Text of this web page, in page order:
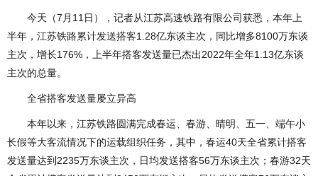
今天（7月11日），记者从江苏高速铁路有限公司获悉，本年上
半年，江苏铁路累计发送搭客1.28亿东谈主次，同比增多8100万东谈
主次，增长176%，上半年搭客发送量已杰出2022年全年1.13亿东谈
主次的总量。
全省搭客发送量屡立异高
本年以来，江苏铁路圆满完成春运、春游、晴明、五一、端午小
长假等大客流情况下的运载组织任务，其中，春运40天全省累计搭客
发送量达到2235万东谈主次，日均发送搭客56万东谈主次；春游32天